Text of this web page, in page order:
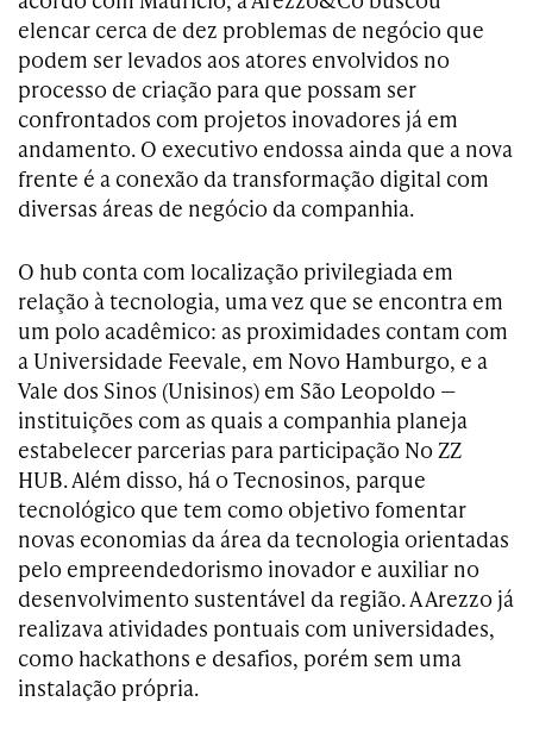
elencar cerca de dez problemas de negócio que
podem ser levados aos atores envolvidos no
processo de criação para que possam ser
confrontados com projetos inovadores já em
andamento. O executivo endossa ainda que a nova
frente é a conexão da transformação digital com
diversas áreas de negócio da companhia.
O hub conta com localização privilegiada em
relação à tecnologia, uma vez que se encontra em
um polo acadêmico: as proximidades contam com
a Universidade Feevale, em Novo Hamburgo, e a
Vale dos Sinos (Unisinos) em São Leopoldo —
instituições com as quais a companhia planeja
estabelecer parcerias para participação No ZZ
HUB. Além disso, há o Tecnosinos, parque
tecnológico que tem como objetivo fomentar
novas economias da área da tecnologia orientadas
pelo empreendedorismo inovador e auxiliar no
desenvolvimento sustentável da região. A Arezzo já
realizava atividades pontuais com universidades,
como hackathons e desafios, porém sem uma
instalação própria.